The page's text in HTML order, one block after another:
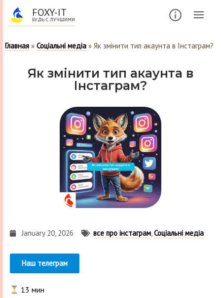
FOXY-IT
БУДЬ С ЛУЧШИМИ
Главная » Соціальні медіа » Як змінити тип акаунта в Інстаграм?
Як змінити тип акаунта в
Інстаграм?
January 20, 2026 все про інстаграм,Соціальні медіа
Наш телеграм
13 мин